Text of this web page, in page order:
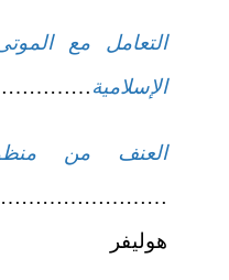
التعامل مع
الإسلامية
العنف من
هوليفر